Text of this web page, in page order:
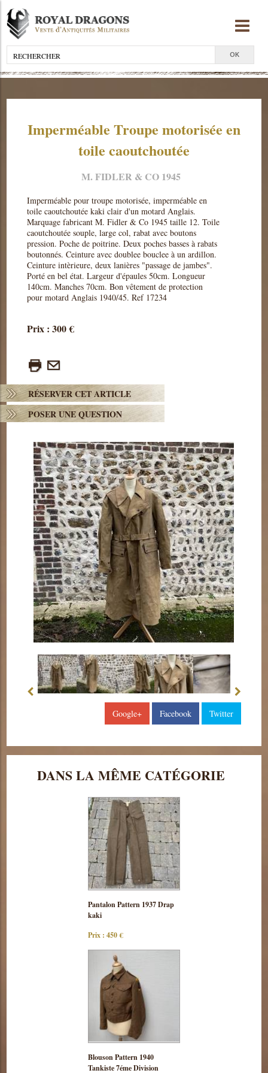
Imperméable Troupe motorisée en
toile caoutchoutée
M. FIDLER & CO 1945
Imperméable pour troupe motorisée, imperméable en
toile caoutchoutée kaki clair d'un motard Anglais.
Marquage fabricant M. Fidler & Co 1945 taille 12. Toile
caoutchoutée souple, large col, rabat avec boutons
pression. Poche de poitrine. Deux poches basses à rabats
boutonnés. Ceinture avec doublee bouclee à un ardillon.
Ceinture intèrieure, deux lanières "passage de jambes".
Porté en bel état. Largeur d'épaules 50cm. Longueur
140cm. Manches 70cm. Bon vêtement de protection
pour motard Anglais 1940/45. Ref 17234
Prix : 300 €
RÉSERVER CET ARTICLE
POSER UNE QUESTION
Google+ Facebook Twitter
DANS LA MÊME CATÉGORIE
Consulter
Pantalon Pattern 1937 Drap
kaki
Prix : 450 €
Consulter
cette pièce
Blouson Pattern 1940
Tankiste 7éme Division